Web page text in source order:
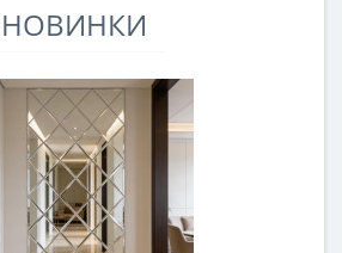
НОВИНКИ